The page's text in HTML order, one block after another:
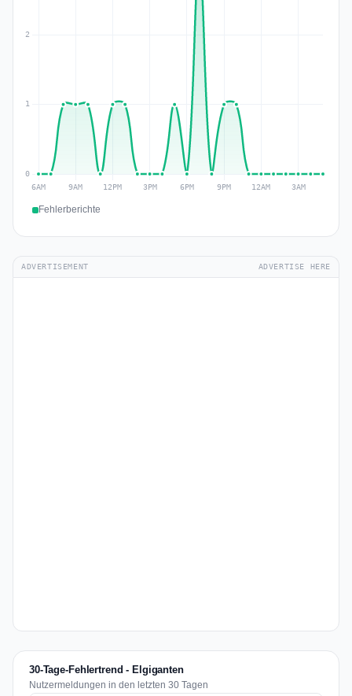
Fehlerberichte
ADVERTISEMENT ADVERTISE HERE
30-Tage-Fehlertrend - Elgiganten
Nutzermeldungen in den letzten 30 Tagen